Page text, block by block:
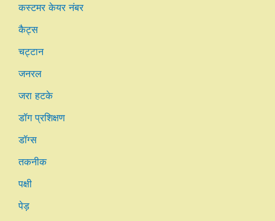
कस्टमर केयर नंबर
कैट्स
चट्टान
जनरल
जरा हटके
डॉग प्रशिक्षण
डॉग्स
तकनीक
पक्षी
पेड़